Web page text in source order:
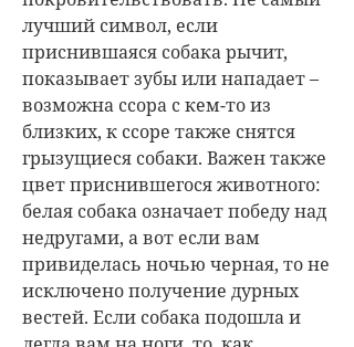
лучший символ, если
приснившаяся собака рычит,
показывает зубы или нападает –
возможна ссора с кем-то из
близких, к ссоре также снятся
грызущиеся собаки. Важен также
цвет приснившегося животного:
белая собака означает победу над
недругами, а вот если вам
привиделась ночью черная, то не
исключено получение дурных
вестей. Если собака подошла и